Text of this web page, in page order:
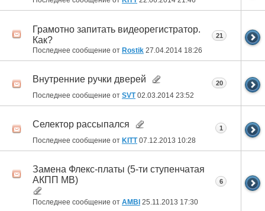
Грамотно запитать видеорегистратор.
Как?
Последнее сообщение от Rostik 27.04.2014 18:26
21
Внутренние ручки дверей
Последнее сообщение от SVT02.03.2014 23:52
20
Селектор рассыпался
Последнее сообщение от KITT07.12.2013 10:28
1
Замена Флекс-платы (5-ти ступенчатая
АКПП MB)
Последнее сообщение от AMBI 25.11.2013 17:30
6